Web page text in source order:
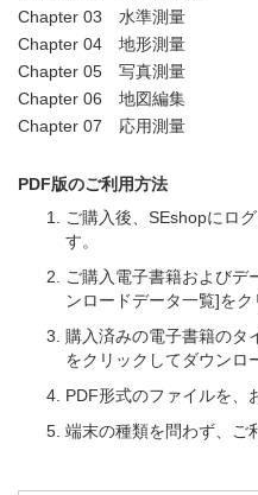
Chapter 03 水準測量
Chapter 04 地形測量
Chapter 05 写真測量
Chapter 06 地図編集
Chapter 07 応用測量
PDF版のご利用方法
ご購入後、SEshopにロ
す。
ご購入電子書籍およびデ
ンロードデータ一覧]をク
購入済みの電子書籍のタ
をクリックしてダウンロ
PDF形式のファイルを、
端末の種類を問わず、ご